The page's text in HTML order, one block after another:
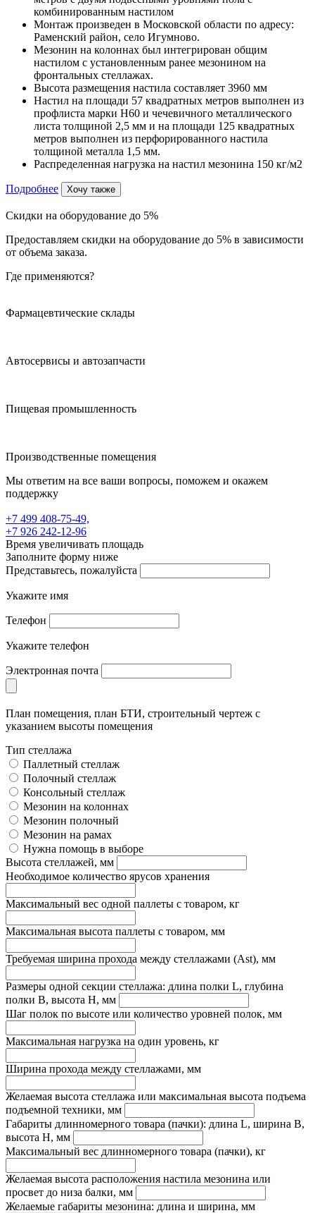
комбинированным настилом
Монтаж произведен в Московской области по адресу:
Раменский район, село Игумново.
Мезонин на колоннах был интегрирован общим
настилом с установленным ранее мезонином на
фронтальных стеллажах.
Высота размещения настила составляет 3960 мм
Настил на площади 57 квадратных метров выполнен из
профлиста марки Н60 и чечевичного металлического
листа толщиной 2,5 мм и на площади 125 квадратных
метров выполнен из перфорированного настила
толщиной металла 1,5 мм.
Распределенная нагрузка на настил мезонина 150 кг/м2
Подробнее Хочу также
Скидки на оборудование до 5%
Предоставляем скидки на оборудование до 5% в зависимости
от объема заказа.
Где применяются?
Фармацевтические склады
Автосервисы и автозапчасти
Пищевая промышленность
Производственные помещения
Мы ответим на все ваши вопросы, поможем и окажем
поддержку
+7 499 408-75-49,
+7 926 242-12-96
Время увеличивать площадь
Заполните форму ниже
Представьтесь, пожалуйста
Укажите имя
Телефон
Укажите телефон
Электронная почта
План помещения, план БТИ, строительный чертеж с
указанием высоты помещения
Тип стеллажа
Паллетный стеллаж
Полочный стеллаж
Консольный стеллаж
Мезонин на колоннах
Мезонин полочный
Мезонин на рамах
Нужна помощь в выборе
Высота стеллажей, мм
Необходимое количество ярусов хранения
Максимальный вес одной паллеты с товаром, кг
Максимальная высота паллеты с товаром, мм
Требуемая ширина прохода между стеллажами (Ast), мм
Размеры одной секции стеллажа: длина полки L, глубина
полки B, высота H, мм
Шаг полок по высоте или количество уровней полок, мм
Максимальная нагрузка на один уровень, кг
Ширина прохода между стеллажами, мм
Желаемая высота стеллажа или максимальная высота подъема
подъемной техники, мм
Габариты длинномерного товара (пачки): длина L, ширина B,
высота H, мм
Максимальный вес длинномерного товара (пачки), кг
Желаемая высота расположения настила мезонина или
просвет до низа балки, мм
Желаемые габариты мезонина: длина и ширина, мм